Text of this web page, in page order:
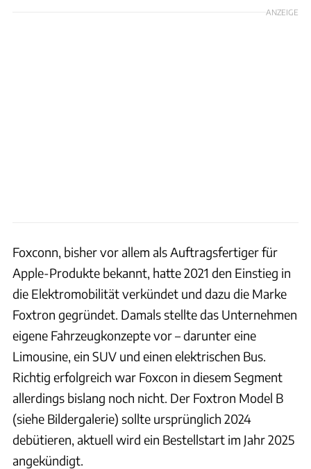
ANZEIGE
Foxconn, bisher vor allem als Auftragsfertiger für
Apple-Produkte bekannt, hatte 2021 den Einstieg in
die Elektromobilität verkündet und dazu die Marke
Foxtron gegründet. Damals stellte das Unternehmen
eigene Fahrzeugkonzepte vor – darunter eine
Limousine, ein SUV und einen elektrischen Bus.
Richtig erfolgreich war Foxcon in diesem Segment
allerdings bislang noch nicht. Der Foxtron Model B
(siehe Bildergalerie) sollte ursprünglich 2024
debütieren, aktuell wird ein Bestellstart im Jahr 2025
angekündigt.